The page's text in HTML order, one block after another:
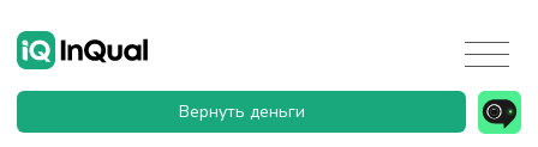
Вернуть деньги